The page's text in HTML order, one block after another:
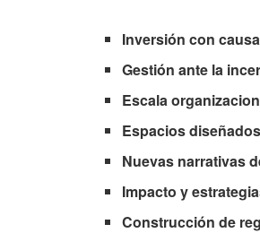
Inversión con causa
Gestión ante la
Escala
Espacios
Nuevas narrativas
Impacto y
Construcción de